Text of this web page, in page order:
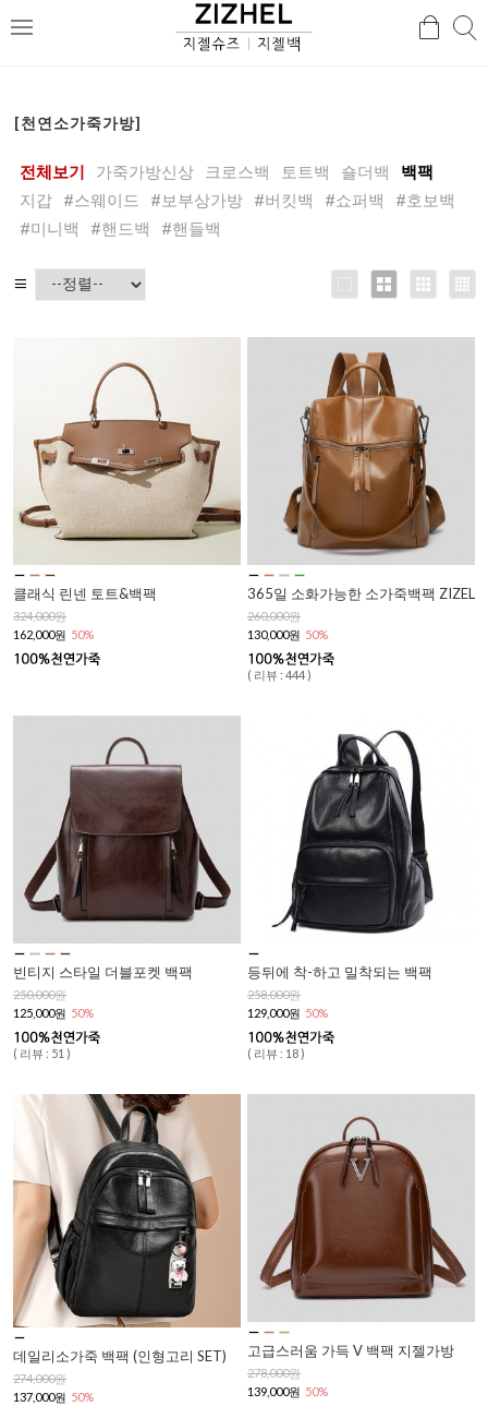
메
검
[천연소가죽가방]
전체보기 가죽가방신상 크로스백 토트백 숄더백
백팩
지갑
#스웨이드 #보부상가방 #버킷백 #쇼퍼백
#호보백
#미니백
#핸드백 #핸들백
클래식 린넨 토트&백팩
324,000원
162,000원 50%
365일 소화가능한 소가죽백팩 ZIZEL
260,000원
130,000원 50%
( 리뷰 : 444 )
빈티지 스타일 더블포켓 백팩
250,000원
125,000원 50%
( 리뷰 : 51 )
등뒤에 착-하고 밀착되는 백팩
258,000원
129,000원 50%
( 리뷰 : 18 )
데일리소가죽 백팩 (인형고리 SET)
274,000원
137,000원 50%
고급스러움 가득 V 백팩 지젤가방
278,000원
139,000원 50%